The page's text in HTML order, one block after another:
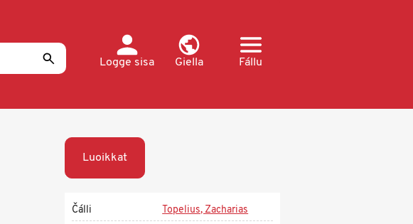
Logge sisa
Giella Fállu
Luoikkat
Čálli
Topelius, Zacharias